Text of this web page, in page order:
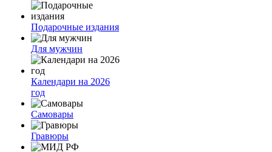
Подарочные издания
Для мужчин
Календари на 2026
год
Самовары
Гравюры